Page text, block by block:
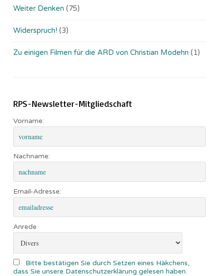
Weiter Denken (75)
Widerspruch! (3)
Zu einigen Filmen für die ARD von Christian Modehn (1)
RPS-Newsletter-Mitgliedschaft
Vorname:
Nachname:
Email-Adresse:
Anrede
Bitte bestätigen Sie durch Setzen eines Häkchens,
dass Sie unsere Datenschutzerklärung gelesen haben.